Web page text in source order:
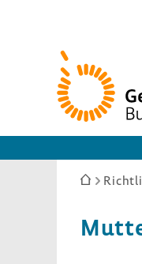
Zur
Startseite
Sie
hier: